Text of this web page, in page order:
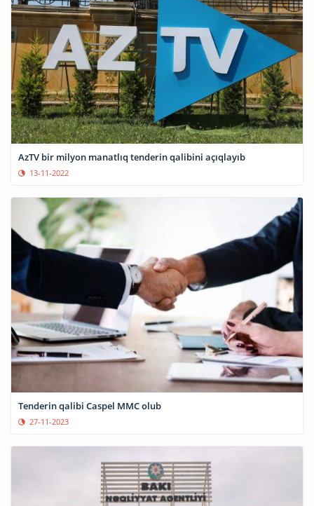
AzTV bir milyon manatlıq tenderin qalibini açıqlayıb
13-11-2022
Tenderin qalibi Caspel MMC olub
27-11-2023